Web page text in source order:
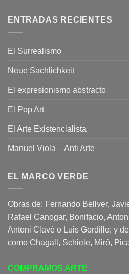
ENTRADAS RECIENTES
El Surrealismo
Neue Sachlichkeit
El expresionismo abstracto
El Pop Art
El Arte Existencialista
Manuel Viola – Anti Arte
EL MARCO VERDE
Obras de: Fernando Bellver,
Rafael Canogar, Bonifacio,
Antoni Clavé o Luis Gordillo; y
como Chagall, Schiele, Miró,
COMPRAMOS ARTE